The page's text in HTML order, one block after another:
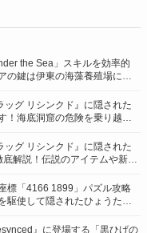
the Sea」スキルを効率的
の鍵は伊東の海藻養殖場にあ
ッグ リシンクド』に隠された
！海底洞窟の危険を乗り越
ッグ リシンクド』に隠された
底解説！伝説のアイテムや新衣
標「4166 1899」パズル攻略
駆使して隠されたひょうたん
』に登場する「黒ひげの